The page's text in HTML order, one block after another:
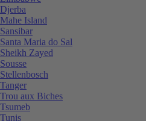
Djerba
Mahe Island
Sansibar
Santa Maria do Sal
Sheikh Zayed
Sousse
Stellenbosch
Tanger
Trou aux Biches
Tsumeb
Tunis